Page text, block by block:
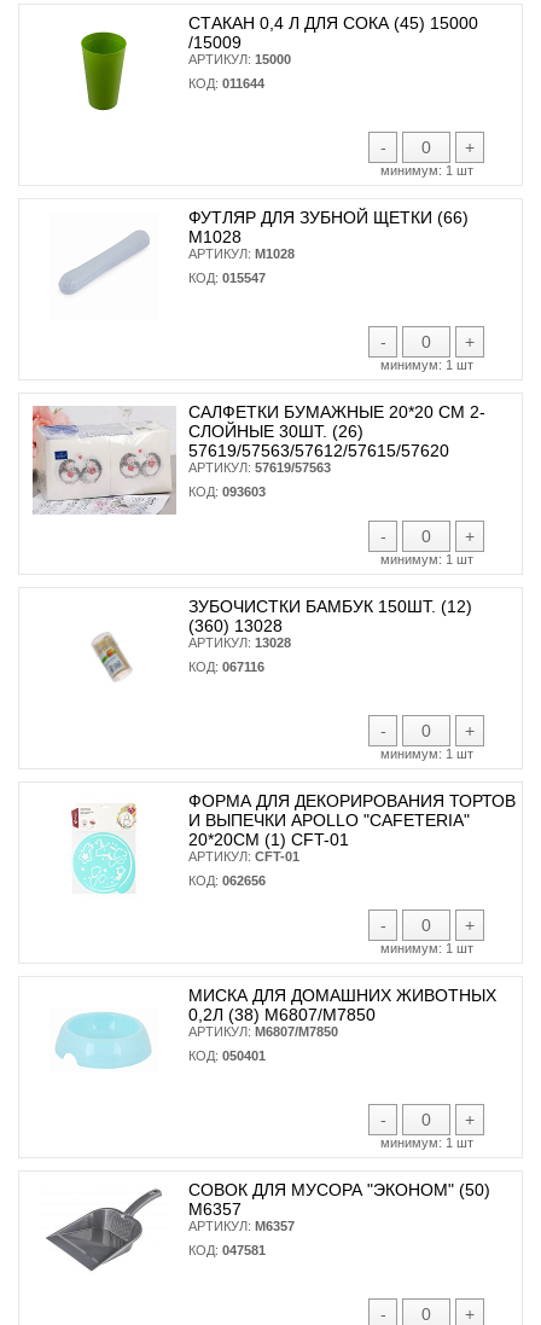
СТАКАН 0,4 Л ДЛЯ СОКА (45) 15000
/15009
АРТИКУЛ: 15000
КОД: 011644
- +
минимум: 1 шт
ФУТЛЯР ДЛЯ ЗУБНОЙ ЩЕТКИ (66)
М1028
АРТИКУЛ: М1028
КОД: 015547
- +
минимум: 1 шт
САЛФЕТКИ БУМАЖНЫЕ 20*20 СМ 2-
СЛОЙНЫЕ 30ШТ. (26)
57619/57563/57612/57615/57620
АРТИКУЛ: 57619/57563
КОД: 093603
- +
минимум: 1 шт
ЗУБОЧИСТКИ БАМБУК 150ШТ. (12)
(360) 13028
АРТИКУЛ: 13028
КОД: 067116
- +
минимум: 1 шт
ФОРМА ДЛЯ ДЕКОРИРОВАНИЯ ТОРТОВ
И ВЫПЕЧКИ APOLLO "CAFETERIA"
20*20СМ (1) CFT-01
АРТИКУЛ: CFT-01
КОД: 062656
- +
минимум: 1 шт
МИСКА ДЛЯ ДОМАШНИХ ЖИВОТНЫХ
0,2Л (38) М6807/М7850
АРТИКУЛ: М6807/М7850
КОД: 050401
- +
минимум: 1 шт
СОВОК ДЛЯ МУСОРА "ЭКОНОМ" (50)
М6357
АРТИКУЛ: М6357
КОД: 047581
- +